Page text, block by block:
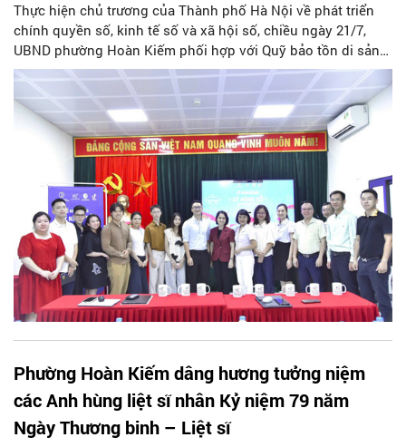
Thực hiện chủ trương của Thành phố Hà Nội về phát triển
chính quyền số, kinh tế số và xã hội số, chiều ngày 21/7,
UBND phường Hoàn Kiếm phối hợp với Quỹ bảo tồn di sản
văn hóa Việt Nam, Tiktok Việt Nam tổ chức khai giảng khóa
đào tạo Kỹ năng số và Kinh doanh Online dành cho cán bộ,
công chức, viên chức, người lao động và doanh nghiệp, hộ
kinh doanh trên địa bàn.
Phường Hoàn Kiếm dâng hương tưởng niệm
các Anh hùng liệt sĩ nhân Kỷ niệm 79 năm
Ngày Thương binh – Liệt sĩ